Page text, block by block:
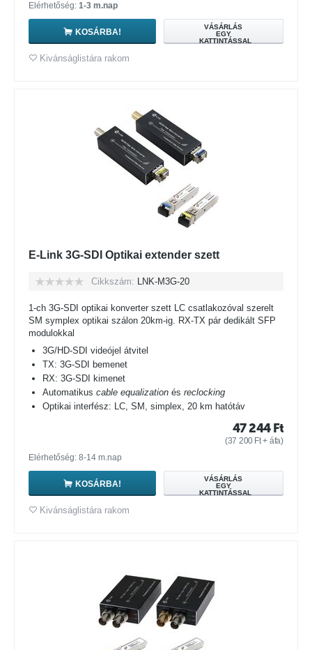
Elérhetőség: 1-3 m.nap
KOSÁRBA!
VÁSÁRLÁS
EGY
KATTINTÁSSAL
Kivánságlistára rakom
E-Link 3G-SDI Optikai extender szett
Cikkszám: LNK-M3G-20
1-ch 3G-SDI optikai konverter szett LC csatlakozóval szerelt
SM symplex optikai szálon 20km-ig. RX-TX pár dedikált SFP
modulokkal
3G/HD-SDI videójel átvitel
TX: 3G-SDI bemenet
RX: 3G-SDI kimenet
Automatikus cable equalization és reclocking
Optikai interfész: LC, SM, simplex, 20 km hatótáv
47 244 Ft
(37 200 Ft+ áfa)
Elérhetőség: 8-14 m.nap
KOSÁRBA!
VÁSÁRLÁS
EGY
KATTINTÁSSAL
Kivánságlistára rakom